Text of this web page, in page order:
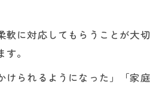
に対応してもらうことが大
。
られるようになった」「家